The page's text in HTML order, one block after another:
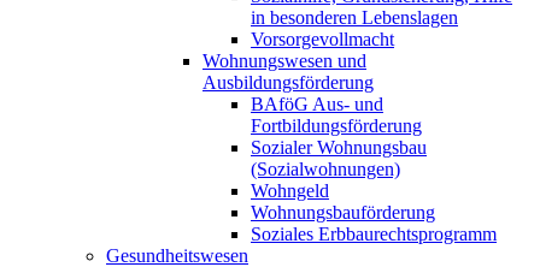
in besonderen Lebenslagen
Vorsorgevollmacht
Wohnungswesen und
Ausbildungsförderung
BAföG Aus- und
Fortbildungsförderung
Sozialer Wohnungsbau
(Sozialwohnungen)
Wohngeld
Wohnungsbauförderung
Soziales Erbbaurechtsprogramm
Gesundheitswesen